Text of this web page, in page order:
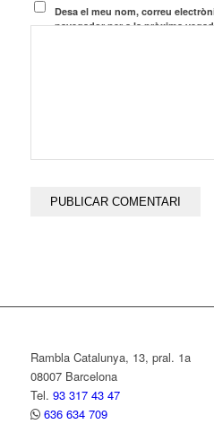
Desa el meu nom, correu
navegador per a la pròxima
Rambla Catalunya, 13, pral. 1a
08007 Barcelona
Tel. 93 317 43 47
636 634 709